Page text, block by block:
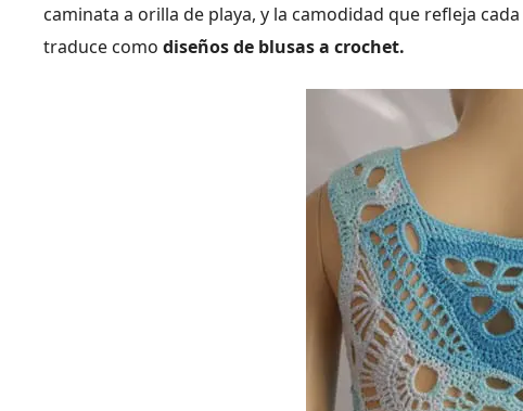
caminata a orilla de playa, y la camodidad que refleja
traduce como diseños de blusas a crochet.